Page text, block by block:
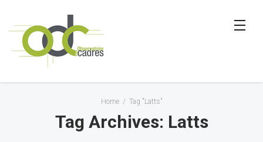
Home / Tag "Latts"
Tag Archives: Latts